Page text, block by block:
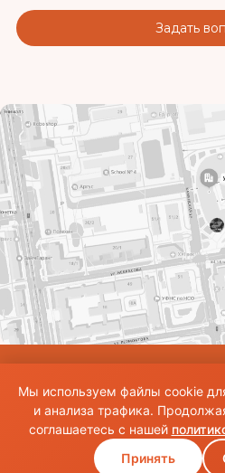
Задать
ссылки на источник. Все права на
авторам.Общие правила и публичная оферта
Мы используем файлы cookie
и анализа трафика.
соглашаетесь с нашей
Принять